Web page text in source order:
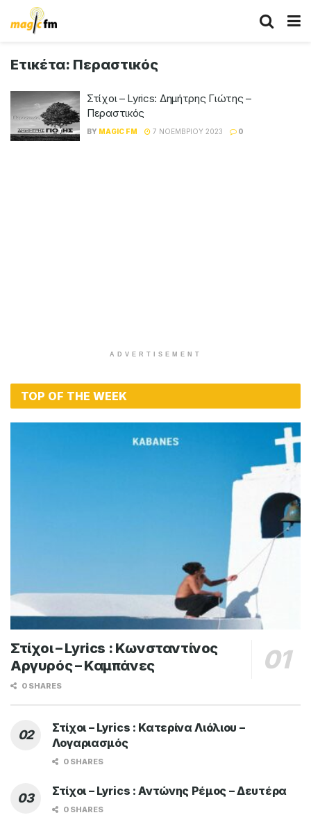
Ετικέτα: Περαστικός
Στίχοι – Lyrics: Δημήτρης Γιώτης –
Περαστικός
BY MAGIC FM 7 ΝΟΕΜΒΡΊΟΥ 2023 0
ADVERTISEMENT
TOP OF THE WEEK
Στίχοι – Lyrics : Κωνσταντίνος
Αργυρός – Καμπάνες
0 SHARES
Στίχοι – Lyrics : Κατερίνα Λιόλιου –
Λογαριασμός
0 SHARES
Στίχοι – Lyrics : Αντώνης Ρέμος – Δευτέρα
0 SHARES